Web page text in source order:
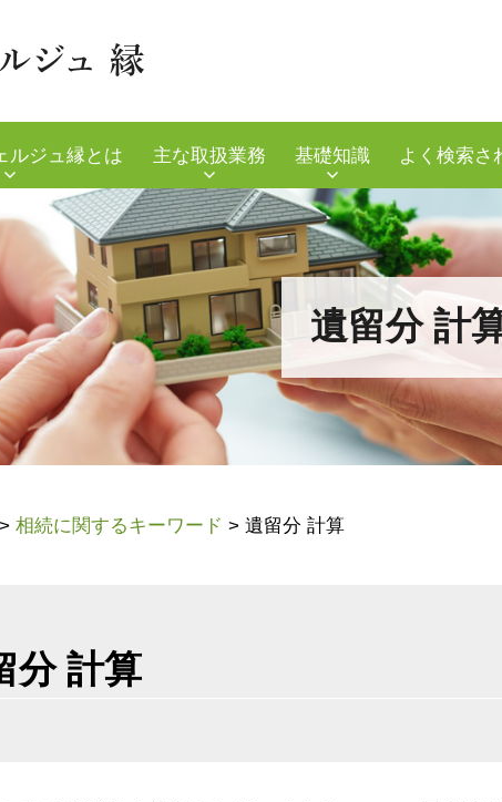
遺留分 計
ルジュ縁とは 主な取扱業務 基礎知識 よく検索さ
> 相続に関するキーワード > 遺留分 計算
分 計算